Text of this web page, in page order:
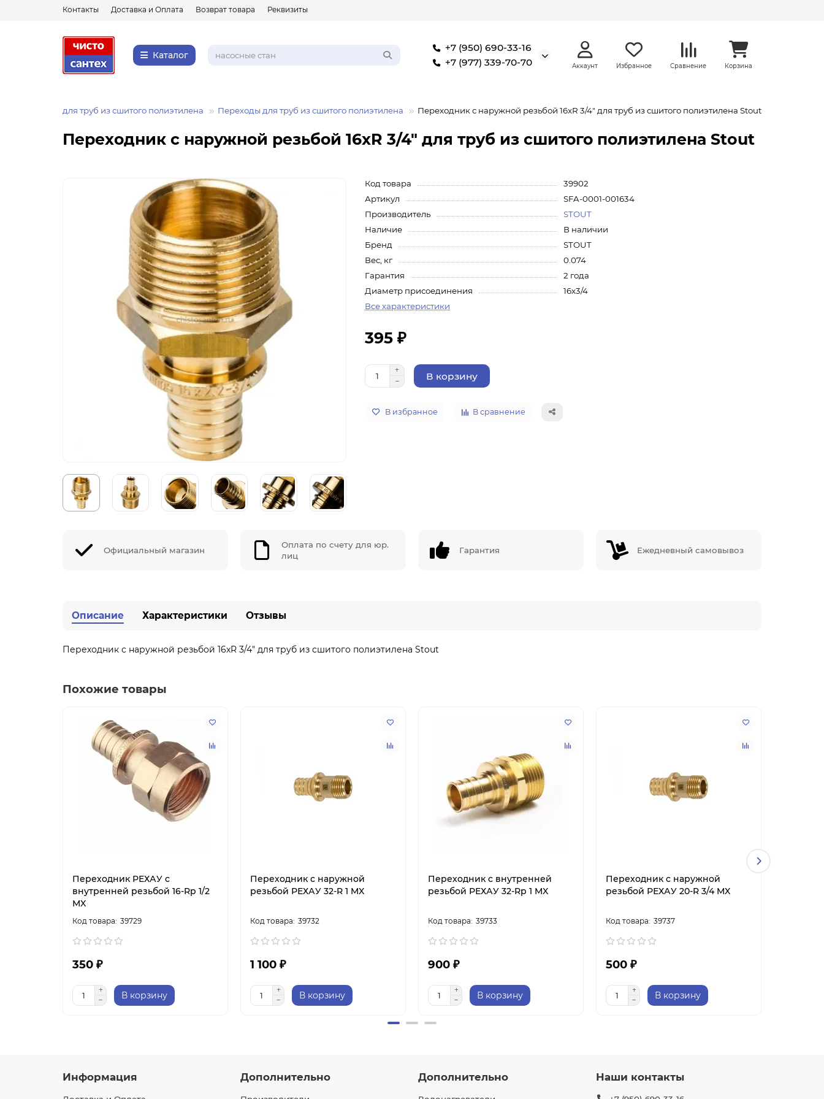
Контакты Доставка и Оплата Возврат товара Реквизиты
Каталог
+7 (950) 690-33-16
+7 (977) 339-70-70
Аккаунт Избранное Сравнение Корзина
Фитинги для труб из сшитого полиэтилена Переходы для труб из сшитого полиэтилена Переходник с наружной резьбой 16xR 3/4" для труб из сшитого полиэтилена Stout
Переходник с наружной резьбой 16xR 3/4" для труб из сшитого полиэтилена Stout
Код товара
39902
Артикул
SFA-0001-001634
Производитель
STOUT
Наличие
В наличии
Бренд
STOUT
Вес, кг
0.074
Гарантия
2 года
Диаметр присоединения
16x3/4
Все характеристики
395 ₽
В корзину
В избранное В сравнение
Официальный магазин
Оплата по счету для юр.
лиц
Гарантия Ежедневный самовывоз
Описание Характеристики Отзывы
Переходник с наружной резьбой 16xR 3/4" для труб из сшитого полиэтилена Stout
Похожие товары
Переходник РЕХАУ с
внутренней резьбой 16-Rp 1/2
MX
39729
350 ₽
В корзину
Переходник с наружной
резьбой РЕХАУ 32-R 1 MX
39732
1 100 ₽
В корзину
Переходник с внутренней
резьбой РЕХАУ 32-Rр 1 MX
39733
900 ₽
В корзину
Переходник с наружной
резьбой РЕХАУ 20-R 3/4 MX
39737
500 ₽
В корзину
Информация Дополнительно Дополнительно Наши контакты